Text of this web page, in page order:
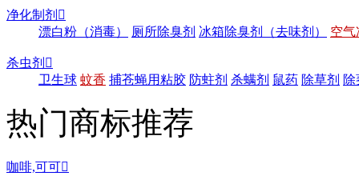
净化制剂 
漂白粉（消毒）
厕所除臭剂 冰箱除臭剂（去味剂） 空气
杀虫剂 
卫生球 蚊香 捕苍蝇用粘胶 防蛀剂 杀螨剂 鼠药 除草剂
热门商标推荐
咖啡,可可